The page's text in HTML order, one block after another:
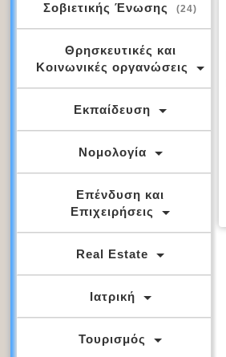
Σοβιετικής Ένωσης
(24)
Θρησκευτικές και
Κοινωνικές οργανώσεις
Εκπαίδευση
Νομολογία
Επένδυση και
Επιχειρήσεις
Real Estate
Ιατρική
Τουρισμός